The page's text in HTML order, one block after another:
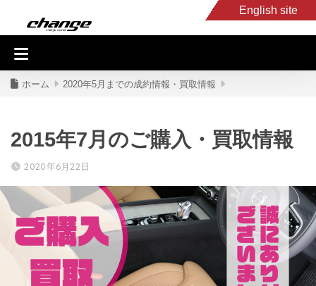
English site
入庫車情報
ホーム 2020年5月までの成約情報・買取情報
2015年7月のご購入・買取情報
2020年6月22日